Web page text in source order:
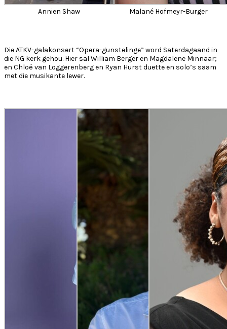
Annien Shaw Malané Hofmeyr-Burger
Die ATKV-galakonsert “Opera-gunstelinge” word Saterdagaand in
die NG kerk gehou. Hier sal William Berger en Magdalene Minnaar;
en Chloë van Loggerenberg en Ryan Hurst duette en solo’s saam
met die musikante lewer.